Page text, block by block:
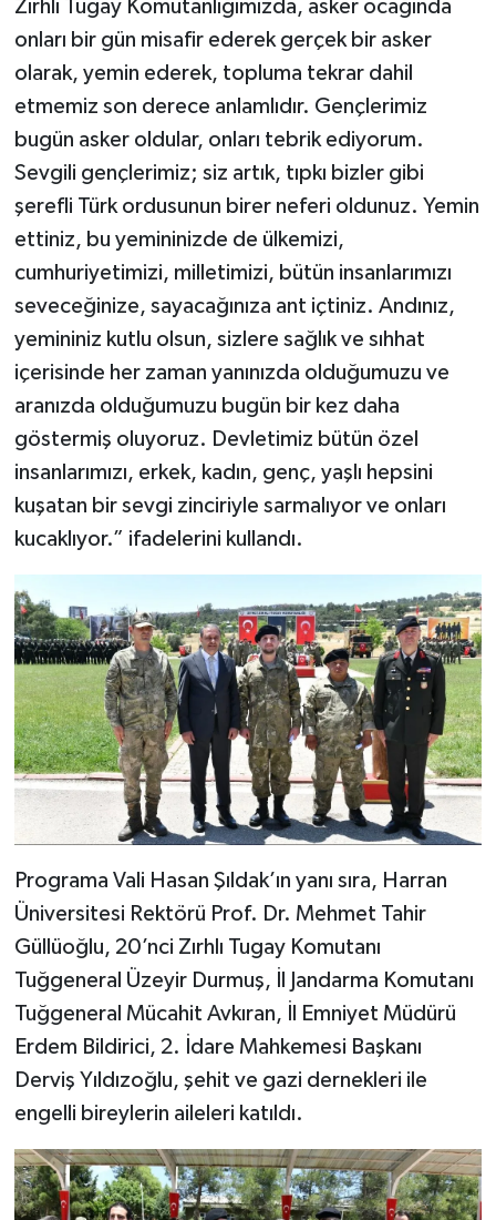
Zırhlı Tugay Komutanlığımızda, asker ocağında
onları bir gün misafir ederek gerçek bir asker
olarak, yemin ederek, topluma tekrar dahil
etmemiz son derece anlamlıdır. Gençlerimiz
bugün asker oldular, onları tebrik ediyorum.
Sevgili gençlerimiz; siz artık, tıpkı bizler gibi
şerefli Türk ordusunun birer neferi oldunuz. Yemin
ettiniz, bu yemininizde de ülkemizi,
cumhuriyetimizi, milletimizi, bütün insanlarımızı
seveceğinize, sayacağınıza ant içtiniz. Andınız,
yemininiz kutlu olsun, sizlere sağlık ve sıhhat
içerisinde her zaman yanınızda olduğumuzu ve
aranızda olduğumuzu bugün bir kez daha
göstermiş oluyoruz. Devletimiz bütün özel
insanlarımızı, erkek, kadın, genç, yaşlı hepsini
kuşatan bir sevgi zinciriyle sarmalıyor ve onları
kucaklıyor.” ifadelerini kullandı.
Programa Vali Hasan Şıldak’ın yanı sıra, Harran
Üniversitesi Rektörü Prof. Dr. Mehmet Tahir
Güllüoğlu, 20’nci Zırhlı Tugay Komutanı
Tuğgeneral Üzeyir Durmuş, İl Jandarma Komutanı
Tuğgeneral Mücahit Avkıran, İl Emniyet Müdürü
Erdem Bildirici, 2. İdare Mahkemesi Başkanı
Derviş Yıldızoğlu, şehit ve gazi dernekleri ile
engelli bireylerin aileleri katıldı.